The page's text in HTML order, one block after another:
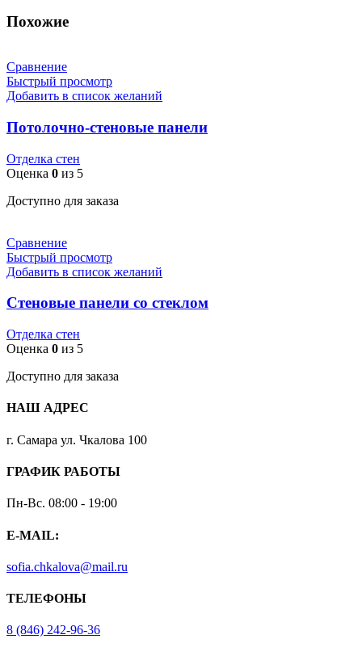
Похожие
Сравнение
Быстрый просмотр
Добавить в список желаний
Потолочно-стеновые панели
Отделка стен
Оценка 0 из 5
Доступно для заказа
Сравнение
Быстрый просмотр
Добавить в список желаний
Стеновые панели со стеклом
Отделка стен
Оценка 0 из 5
Доступно для заказа
НАШ АДРЕС
г. Самара ул. Чкалова 100
ГРАФИК РАБОТЫ
Пн-Вс. 08:00 - 19:00
E-MAIL:
sofia.chkalova@mail.ru
ТЕЛЕФОНЫ
8 (846) 242-96-36